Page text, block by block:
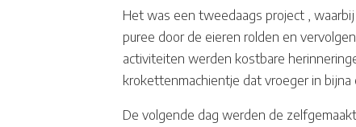
Het was een tweedaags project ,
puree door de eieren rolden en
activiteiten werden kostbare
krokettenmachientje dat vroeger in
De volgende dag werden de